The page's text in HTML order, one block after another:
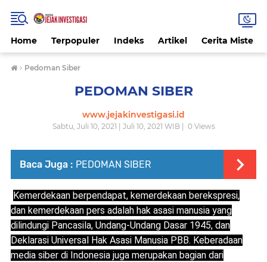
Home Terpopuler Indeks Artikel Cerita Misteri
› Pedoman Siber
PEDOMAN SIBER
www.jejakinvestigasi.id
Sabtu, Juli 10, 2021 | Juli 10, 2021 WIB | 0Views
Baca Juga : PEDOMAN SIBER
Kemerdekaan berpendapat, kemerdekaan berekspresi,
dan kemerdekaan pers adalah hak asasi manusia yang
dilindungi Pancasila, Undang-Undang Dasar 1945, dan
Deklarasi Universal Hak Asasi Manusia PBB. Keberadaan
media siber di Indonesia juga merupakan bagian dari